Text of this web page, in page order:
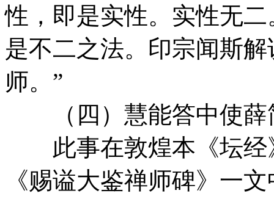
性，即是实性。实性无
是不二之法。印宗闻斯
师。”
（四）慧能答中使薛
此事在敦煌本《坛经
《赐谥大鉴禅师碑》一